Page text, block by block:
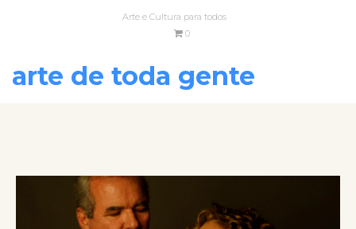
Arte e Cultura para todos
0
arte de toda gente